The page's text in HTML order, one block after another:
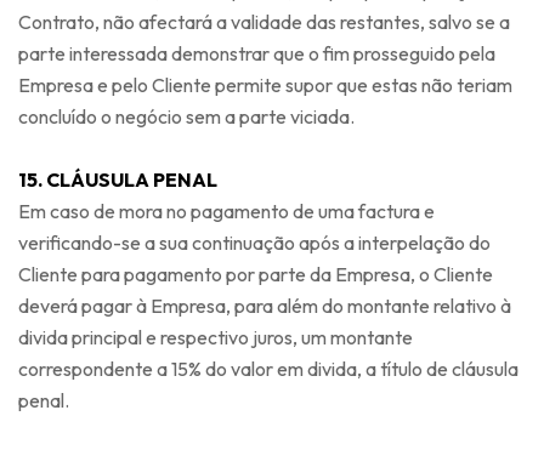
Contrato, não afectará a validade das restantes, salvo se a
parte interessada demonstrar que o fim prosseguido pela
Empresa e pelo Cliente permite supor que estas não teriam
concluído o negócio sem a parte viciada.
15. CLÁUSULA PENAL
Em caso de mora no pagamento de uma factura e
verificando-se a sua continuação após a interpelação do
Cliente para pagamento por parte da Empresa, o Cliente
deverá pagar à Empresa, para além do montante relativo à
divida principal e respectivo juros, um montante
correspondente a 15% do valor em divida, a título de cláusula
penal.